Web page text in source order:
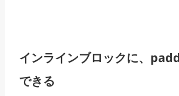
インラインブロックに、
できる